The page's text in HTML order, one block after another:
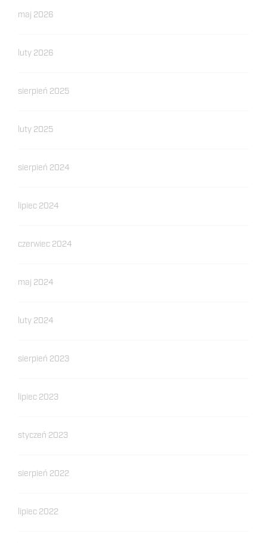
maj 2026
luty 2026
sierpień 2025
luty 2025
sierpień 2024
lipiec 2024
czerwiec 2024
maj 2024
luty 2024
sierpień 2023
lipiec 2023
styczeń 2023
sierpień 2022
lipiec 2022